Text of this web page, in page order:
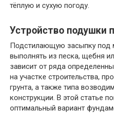
тёплую и сухую погоду.
Устройство подушки
Подстилающую засыпку под
выполнять из песка, щебня
зависит от ряда
на участке строительства,
грунта, а также типа
конструкции. В этой статье
оптимальный вариант